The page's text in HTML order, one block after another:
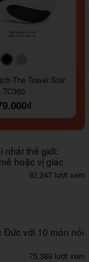
The Travel Star
TC360
nhất thế giới:
hoặc vị giác
92,247 lượt xem
Đức với 10 món nổi
75,389 lượt xem